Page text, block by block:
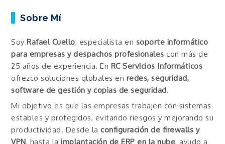
Sobre Mí
SoyRafael Cuello, especialista en soporte informático
para empresas y despachos profesionales con más de
25 años de experiencia. En RC Servicios Informáticos
ofrezco soluciones globales en redes, seguridad,
software de gestión y copias de seguridad.
Mi objetivo es que las empresas trabajen con sistemas
estables y protegidos, evitando riesgos y mejorando su
productividad. Desde laconfiguración de firewalls y
VPN, hasta laimplantación de ERP en la nube, ayudo a